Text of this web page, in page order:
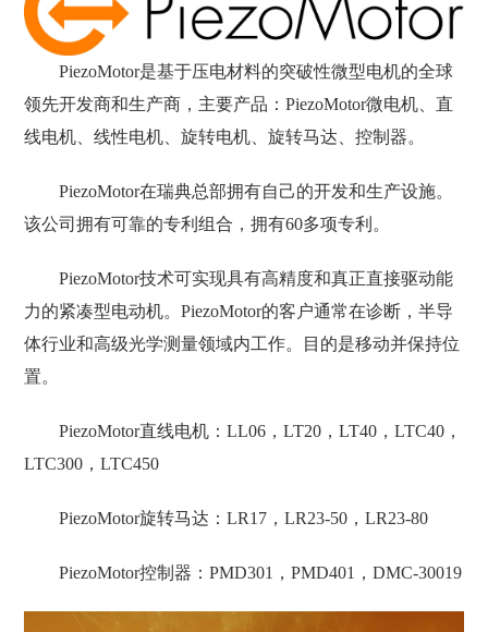
PiezoMotor是基于压电材料的突破性微型电机的全球
领先开发商和生产商，主要产品：PiezoMotor微电机、直
线电机、线性电机、旋转电机、旋转马达、控制器。
PiezoMotor在瑞典总部拥有自己的开发和生产设施。
该公司拥有可靠的专利组合，拥有60多项专利。
PiezoMotor技术可实现具有高精度和真正直接驱动能
力的紧凑型电动机。PiezoMotor的客户通常在诊断，半导
体行业和高级光学测量领域内工作。目的是移动并保持位
置。
PiezoMotor直线电机：LL06，LT20，LT40，LTC40，
LTC300，LTC450
PiezoMotor旋转马达：LR17，LR23-50，LR23-80
PiezoMotor控制器：PMD301，PMD401，DMC-30019